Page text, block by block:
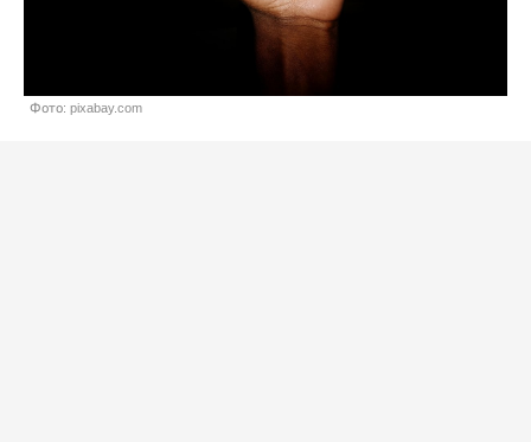
Фото: pixabay.com